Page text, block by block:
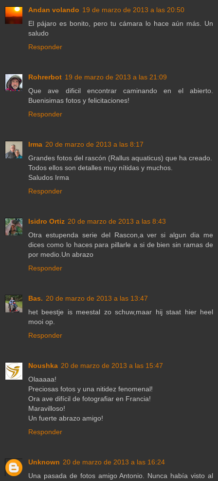
Andan volando 19 de marzo de 2013 a las 20:50
El pájaro es bonito, pero tu cámara lo hace aún más. Un
saludo
Responder
Rohrerbot 19 de marzo de 2013 a las 21:09
Que ave dificil encontrar caminando en el abierto.
Buenisimas fotos y felicitaciones!
Responder
Irma 20 de marzo de 2013 a las 8:17
Grandes fotos del rascón (Rallus aquaticus) que ha creado.
Todos ellos son detalles muy nítidas y muchos.
Saludos Irma
Responder
Isidro Ortiz 20 de marzo de 2013 a las 8:43
Otra estupenda serie del Rascon,a ver si algun dia me
dices como lo haces para pillarle a si de bien sin ramas de
por medio.Un abrazo
Responder
Bas. 20 de marzo de 2013 a las 13:47
het beestje is meestal zo schuw,maar hij staat hier heel
mooi op.
Responder
Noushka 20 de marzo de 2013 a las 15:47
Olaaaaa!
Preciosas fotos y una nitidez fenomenal!
Ora ave difícil de fotografiar en Francia!
Maravilloso!
Un fuerte abrazo amigo!
Responder
Unknown 20 de marzo de 2013 a las 16:24
Una pasada de fotos amigo Antonio. Nunca había visto al